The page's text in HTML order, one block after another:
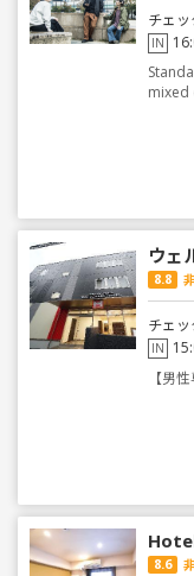
チェ
IN
mixed
ウェ
8.8
チェ
IN
【男
8.6